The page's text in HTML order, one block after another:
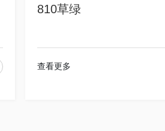
810草绿
查看更多